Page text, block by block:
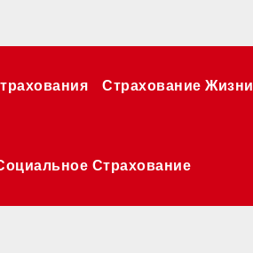
Страхование Жизни
Страхование